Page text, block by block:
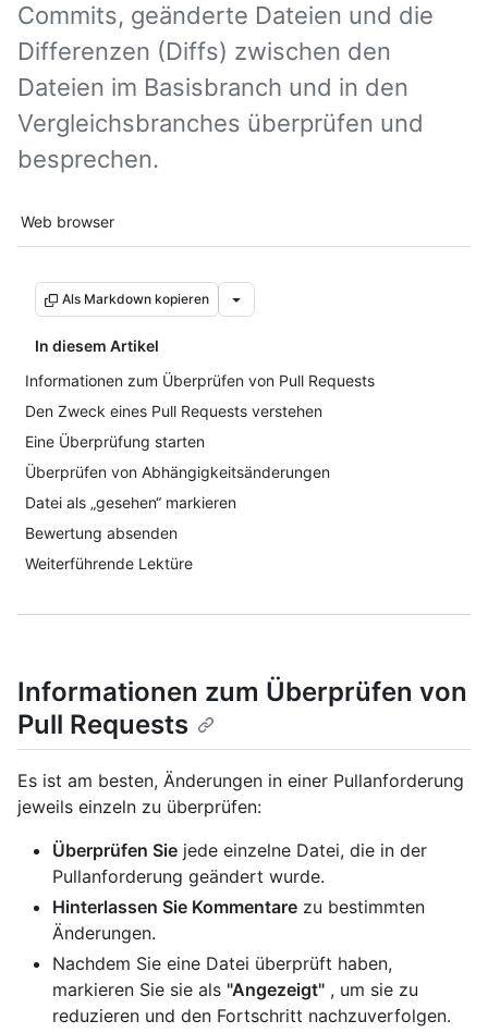
Commits, geänderte Dateien und die
Differenzen (Diffs) zwischen den
Dateien im Basisbranch und in den
Vergleichsbranches überprüfen und
besprechen.
Tool navigation
Web browser
Als Markdown kopieren
In diesem Artikel
Informationen zum Überprüfen von Pull Requests
Den Zweck eines Pull Requests verstehen
Eine Überprüfung starten
Überprüfen von Abhängigkeitsänderungen
Datei als „gesehen“ markieren
Bewertung absenden
Weiterführende Lektüre
Informationen zum Überprüfen von
Pull Requests
Es ist am besten, Änderungen in einer Pullanforderung
jeweils einzeln zu überprüfen:
Überprüfen Sie jede einzelne Datei, die in der
Pullanforderung geändert wurde.
Hinterlassen Sie Kommentare zu bestimmten
Änderungen.
Nachdem Sie eine Datei überprüft haben,
markieren Sie sie als "Angezeigt" , um sie zu
reduzieren und den Fortschritt nachzuverfolgen.